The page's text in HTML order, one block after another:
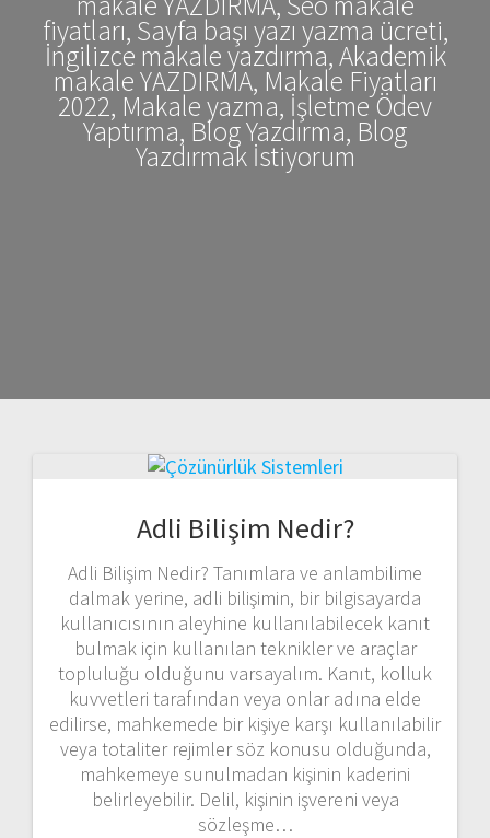
fiyatları, Sayfa başı yazı yazma ücreti,
İngilizce makale yazdırma, Akademik
makale YAZDIRMA, Makale Fiyatları
2022, Makale yazma, İşletme Ödev
Yaptırma, Blog Yazdırma, Blog
Yazdırmak İstiyorum
Adli Bilişim Nedir?
Adli Bilişim Nedir? Tanımlara ve anlambilime
dalmak yerine, adli bilişimin, bir bilgisayarda
kullanıcısının aleyhine kullanılabilecek kanıt
bulmak için kullanılan teknikler ve araçlar
topluluğu olduğunu varsayalım. Kanıt, kolluk
kuvvetleri tarafından veya onlar adına elde
edilirse, mahkemede bir kişiye karşı kullanılabilir
veya totaliter rejimler söz konusu olduğunda,
mahkemeye sunulmadan kişinin kaderini
belirleyebilir. Delil, kişinin işvereni veya
sözleşme…